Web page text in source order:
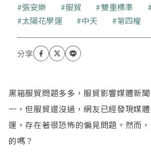
張安樂
服貿 雙重標準
太陽花學運
中天 第四權
黑箱服貿問題多多，服貿影響媒體新
一，但服貿還沒過，網友已經發現媒
運，存在著很恐怖的偏見問題。然而
的嗎？